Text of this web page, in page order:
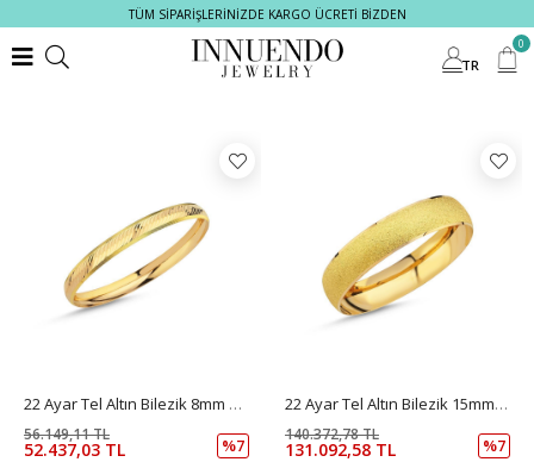
TÜM SİPARİŞLERİNİZDE KARGO ÜCRETİ BİZDEN
TR
0
22 Ayar Tel Altın Bilezik 8mm 8 Gr
52.437,03 TL
56.149,11 TL
%7
22 Ayar Tel Altın Bilezik 15mm 20 Gr
131.092,58 TL
140.372,78 TL
%7